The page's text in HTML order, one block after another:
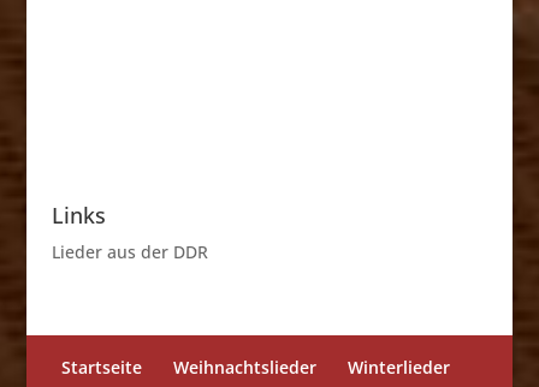
Links
Lieder aus der DDR
Startseite Weihnachtslieder
Winterlieder